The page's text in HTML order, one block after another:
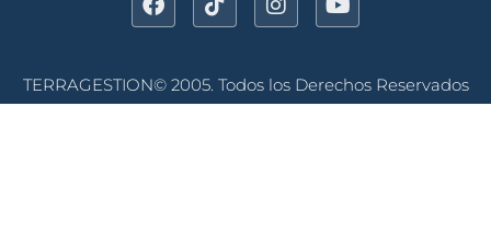
TERRAGESTION© 2005. Todos los Derechos Reservados